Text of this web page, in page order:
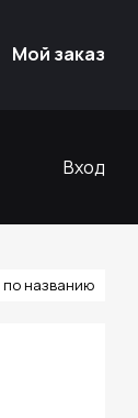
Мой заказ
Вход
по названию